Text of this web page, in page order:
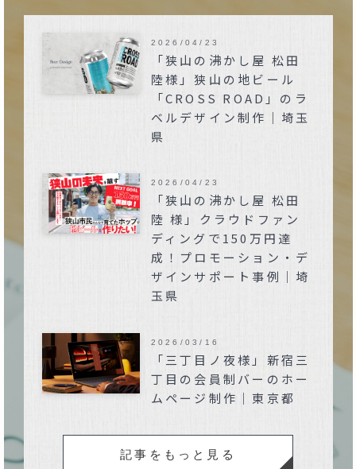
「狭山の沸かし屋 松田
陸様」狭山の地ビール
「CROSS ROAD」のラ
ベルデザイン制作｜埼玉
県
2026/04/23
「狭山の沸かし屋 松田
陸 様」クラウドファン
ディングで150万円達
成！プロモーション・デ
ザインサポート事例｜埼
玉県
2026/04/23
「三丁目ノ夜様」新宿三
丁目の会員制バーのホー
ムページ制作｜東京都
2026/03/16
記事をもっと見る